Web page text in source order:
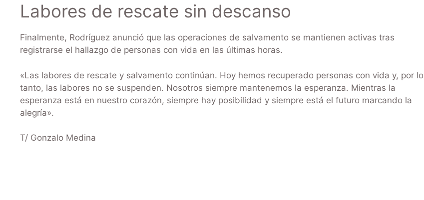
Labores de rescate sin descanso
Finalmente, Rodríguez anunció que las operaciones de salvamento se mantienen activas tras
registrarse el hallazgo de personas con vida en las últimas horas.
«Las labores de rescate y salvamento continúan. Hoy hemos recuperado personas con vida y, por lo
tanto, las labores no se suspenden. Nosotros siempre mantenemos la esperanza. Mientras la
esperanza está en nuestro corazón, siempre hay posibilidad y siempre está el futuro marcando la
alegría».
T/ Gonzalo Medina